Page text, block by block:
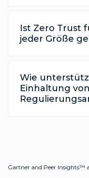
Ist Zero Trust
jeder Größe
Wie
Einhaltung
Gartner and Peer Insights™